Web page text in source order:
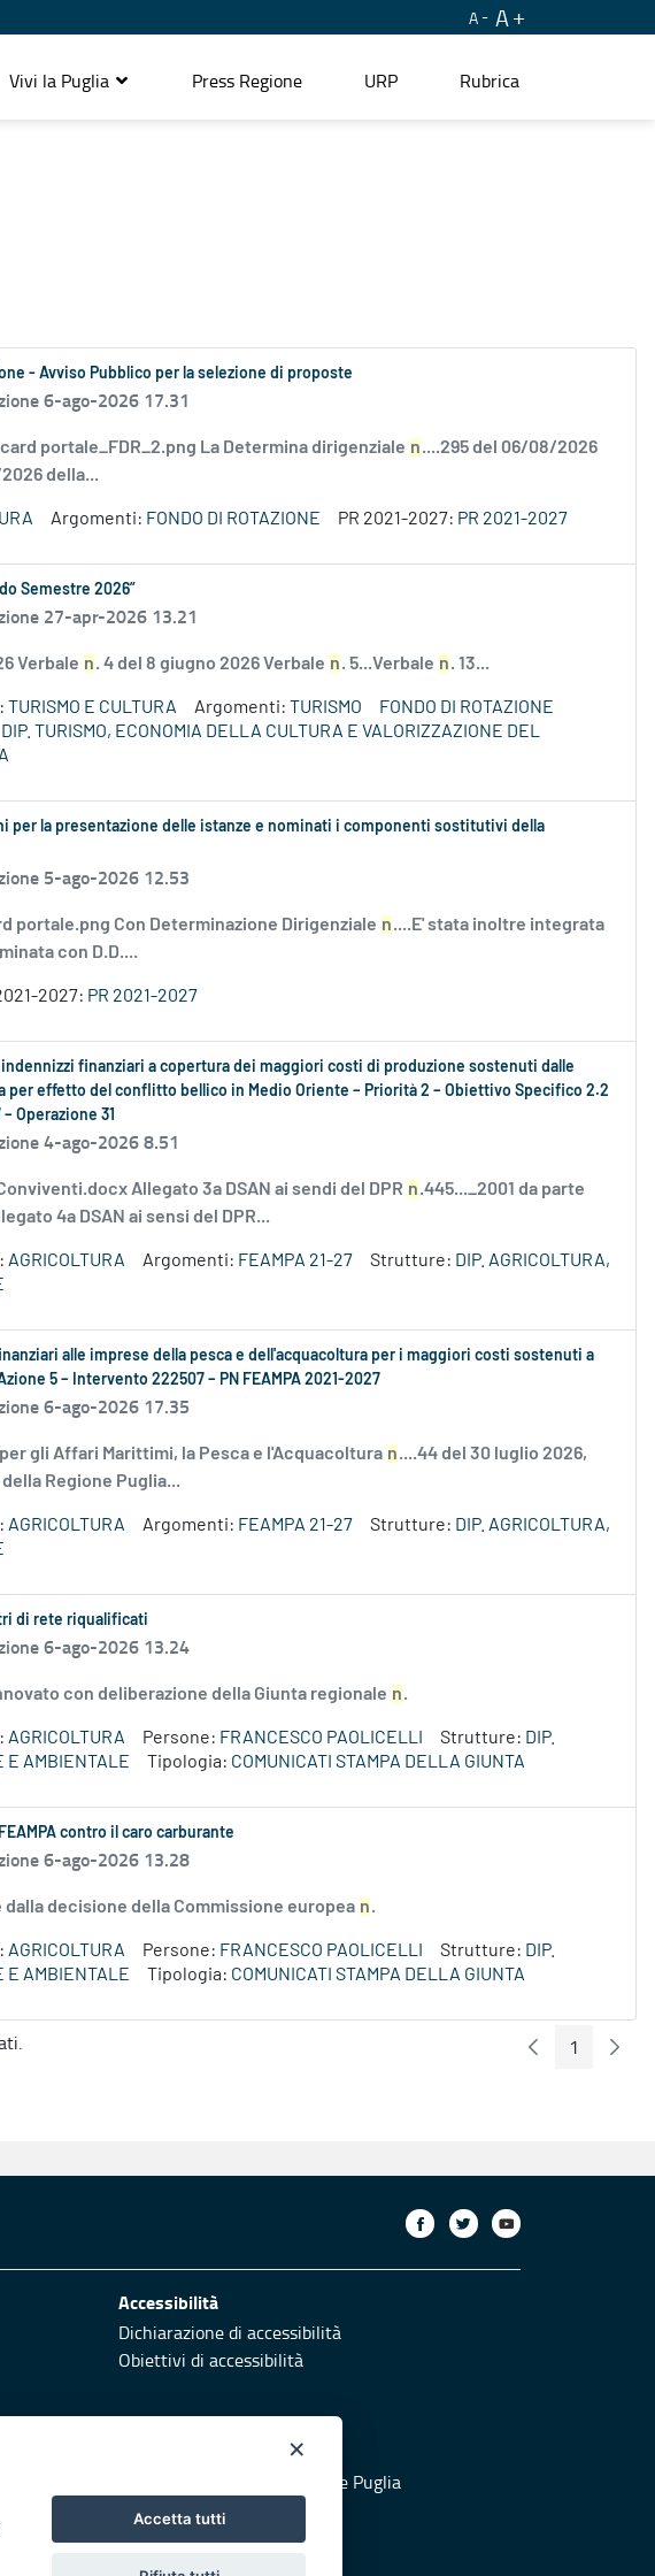
A A
Vivi la Puglia Press Regione URP Rubrica
- Avviso Pubblico per la selezione di proposte
6-ago-2026 17.31
portale_FDR_2.png La Determina dirigenziale n....295 del 06/08/2026
della...
Argomenti: FONDO DI ROTAZIONE PR 2021-2027: PR 2021-2027
Semestre 2026”
27-apr-2026 13.21
Verbale n. 4 del 8 giugno 2026 Verbale n. 5...Verbale n. 13...
TURISMO E CULTURA Argomenti: TURISMO
FONDO DI ROTAZIONE
DIP. TURISMO, ECONOMIA DELLA CULTURA E VALORIZZAZIONE DEL
per la presentazione delle istanze e nominati i componenti sostitutivi della
5-ago-2026 12.53
portale.png Con Determinazione Dirigenziale n....E' stata inoltre integrata
con D.D....
2027: PR 2021-2027
indennizzi finanziari a copertura dei maggiori costi di produzione sostenuti dalle
per effetto del conflitto bellico in Medio Oriente – Priorità 2 – Obiettivo Specifico 2.2
Operazione 31
4-ago-2026 8.51
Allegato 3a DSAN ai sendi del DPR n.445..._2001 da parte
4a DSAN ai sensi del DPR...
AGRICOLTURA Argomenti: FEAMPA 21-27 Strutture: DIP. AGRICOLTURA,
alle imprese della pesca e dell'acquacoltura per i maggiori costi sostenuti a
5 – Intervento 222507 – PN FEAMPA 2021-2027
6-ago-2026 17.35
gli Affari Marittimi, la Pesca e l'Acquacoltura n....44 del 30 luglio 2026,
Regione Puglia...
AGRICOLTURA Argomenti: FEAMPA 21-27 Strutture: DIP. AGRICOLTURA,
di rete riqualificati
6-ago-2026 13.24
con deliberazione della Giunta regionale n.
AGRICOLTURA Persone: FRANCESCO PAOLICELLI Strutture: DIP.
E AMBIENTALE
Tipologia: COMUNICATI STAMPA DELLA GIUNTA
contro il caro carburante
6-ago-2026 13.28
decisione della Commissione europea n.
AGRICOLTURA Persone: FRANCESCO PAOLICELLI Strutture: DIP.
E AMBIENTALE
Tipologia: COMUNICATI STAMPA DELLA GIUNTA
PaginaPagina
1
Accessibilità
Dichiarazione di accessibilità
Obiettivi di accessibilità
Vai al sito di Protezione Civile Puglia
×
Accetta tutti